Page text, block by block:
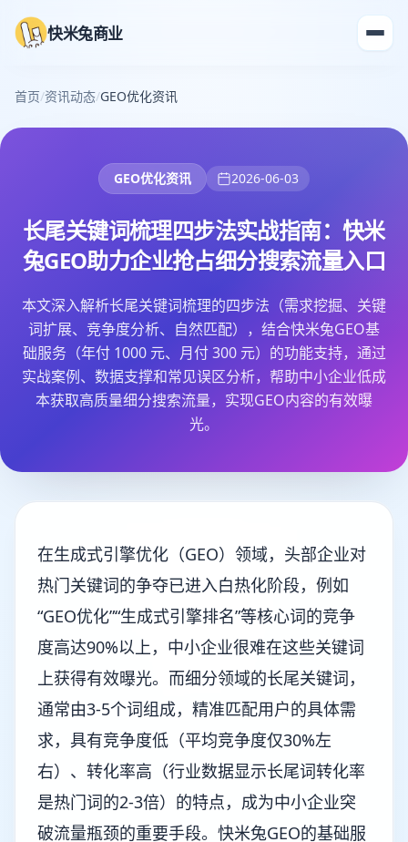
快米兔商业
首页/资讯动态/GEO优化资讯
GEO优化资讯 2026-06-03
长尾关键词梳理四步法实战指南：快米
兔GEO助力企业抢占细分搜索流量入口
本文深入解析长尾关键词梳理的四步法（需求挖掘、关键
词扩展、竞争度分析、自然匹配），结合快米兔GEO基
础服务（年付 1000 元、月付 300 元）的功能支持，通过
实战案例、数据支撑和常见误区分析，帮助中小企业低成
本获取高质量细分搜索流量，实现GEO内容的有效曝
光。
在生成式引擎优化（GEO）领域，头部企业对
热门关键词的争夺已进入白热化阶段，例如
“GEO优化”“生成式引擎排名”等核心词的竞争
度高达90%以上，中小企业很难在这些关键词
上获得有效曝光。而细分领域的长尾关键词，
通常由3-5个词组成，精准匹配用户的具体需
求，具有竞争度低（平均竞争度仅30%左
右）、转化率高（行业数据显示长尾词转化率
是热门词的2-3倍）的特点，成为中小企业突
破流量瓶颈的重要手段。快米兔GEO的基础服